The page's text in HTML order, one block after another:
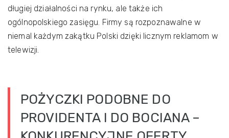
długiej działalności na rynku, ale także ich
ogólnopolskiego zasięgu. Firmy są rozpoznawalne w
niemal każdym zakątku Polski dzięki licznym reklamom w
telewizji.
POŻYCZKI PODOBNE DO
PROVIDENTA I DO BOCIANA –